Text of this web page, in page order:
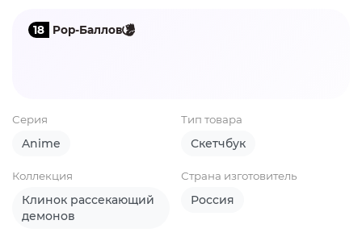
18 Pop-Баллов
Серия
Anime
Тип товара
Скетчбук
Коллекция
Клинок рассекающий
демонов
Страна изготовитель
Россия